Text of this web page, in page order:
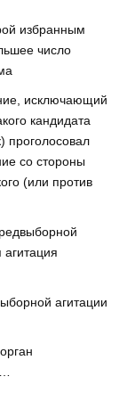
избранным
число
исключающий
кандидата
проголосовал
со стороны
(или против
агитации